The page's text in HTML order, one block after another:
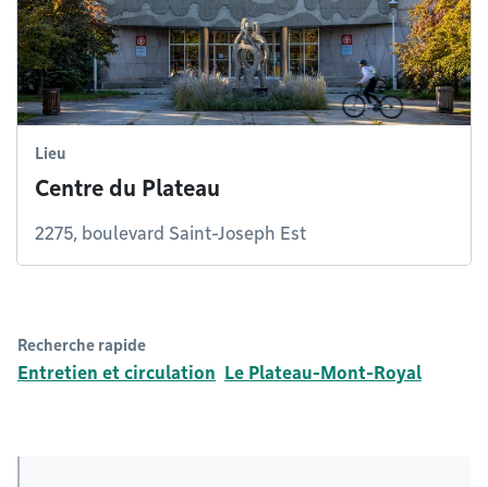
Lieu
Centre du Plateau
2275, boulevard Saint-Joseph Est
Recherche rapide
Entretien et circulation Le Plateau-Mont-Royal